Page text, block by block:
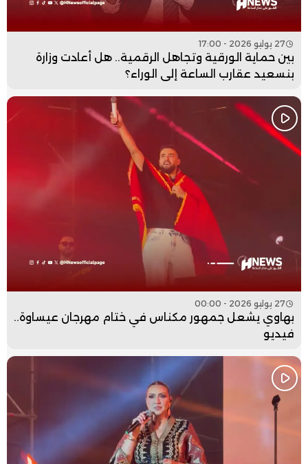
27 يوليو 2026 - 17:00
بين حماية الورقية وتجاهل الرقمية.. هل أعادت وزارة
بنسعيد عقارب الساعة إلى الوراء؟
27 يوليو 2026 - 00:00
بهاوي يشعل جمهور مكناس في ختام مهرجان عيساوة..
فيديو